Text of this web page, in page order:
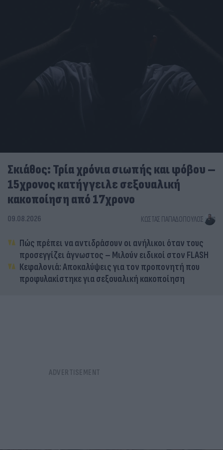
Σκιάθος: Τρία χρόνια σιωπής και φόβου –
15χρονος κατήγγειλε σεξουαλική
κακοποίηση από 17χρονο
09.08.2026 ΚΏΣΤΑΣ ΠΑΠΑΔΌΠΟΥΛΟΣ
Πώς πρέπει να αντιδράσουν οι ανήλικοι όταν τους
προσεγγίζει άγνωστος – Μιλούν ειδικοί στον FLASH
Κεφαλονιά: Αποκαλύψεις για τον προπονητή που
προφυλακίστηκε για σεξουαλική κακοποίηση